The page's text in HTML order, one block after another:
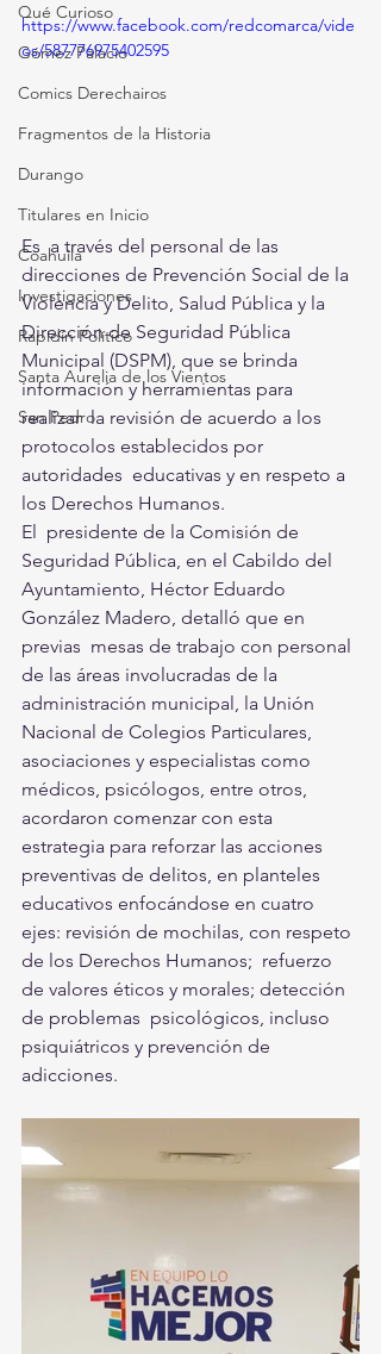
Qué Curioso
Gómez Palacio
Comics Derechairos
Fragmentos de la Historia
Durango
Titulares en Inicio
Coahuila
Investigaciones
Rapidín Político
Santa Aurelia de los Vientos
San Pedro
https://www.facebook.com/redcomarca/vide
os/587776975402595
Es  a través del personal de las
direcciones de Prevención Social de la
Violencia y Delito, Salud Pública y la
Dirección de Seguridad Pública
Municipal (DSPM), que se brinda
información y herramientas para
realizar  la revisión de acuerdo a los
protocolos establecidos por
autoridades  educativas y en respeto a
los Derechos Humanos.
El  presidente de la Comisión de
Seguridad Pública, en el Cabildo del
Ayuntamiento, Héctor Eduardo
González Madero, detalló que en
previas  mesas de trabajo con personal
de las áreas involucradas de la
administración municipal, la Unión
Nacional de Colegios Particulares,
asociaciones y especialistas como
médicos, psicólogos, entre otros,
acordaron comenzar con esta
estrategia para reforzar las acciones
preventivas de delitos, en planteles
educativos enfocándose en cuatro
ejes: revisión de mochilas, con respeto
de los Derechos Humanos;  refuerzo
de valores éticos y morales; detección
de problemas  psicológicos, incluso
psiquiátricos y prevención de
adicciones.